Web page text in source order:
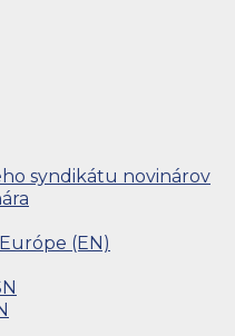
syndikátu novinárov
(EN)